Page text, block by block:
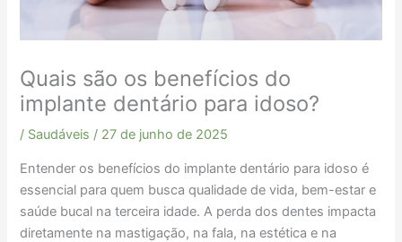
Quais são os benefícios do
implante dentário para idoso?
/ Saudáveis / 27 de junho de 2025
Entender os benefícios do implante dentário para idoso é
essencial para quem busca qualidade de vida, bem-estar e
saúde bucal na terceira idade. A perda dos dentes impacta
diretamente na mastigação, na fala, na estética e na